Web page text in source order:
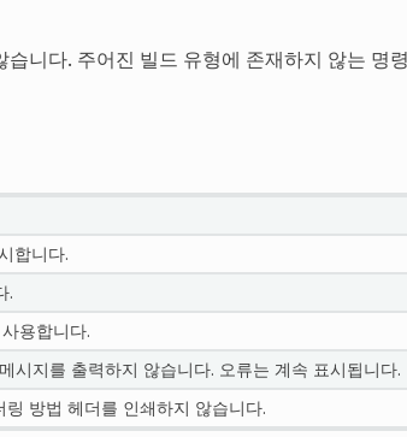
니다. 주어진 빌드 유형에 존재하지 않는 명
합니다.
.
용합니다.
시지를 출력하지 않습니다. 오류는 계속 표시됩니다.
방법 헤더를 인쇄하지 않습니다.